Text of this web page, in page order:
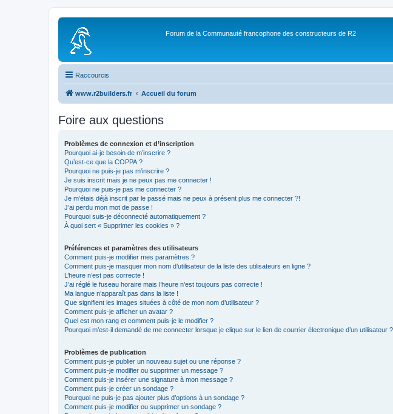
Forum de la Communauté francophone des constructeurs de R2
Raccourcis
www.r2builders.fr Accueil du forum
Foire aux questions
Problèmes de connexion et d’inscription
Pourquoi ai-je besoin de m’inscrire ?
Qu’est-ce que la COPPA ?
Pourquoi ne puis-je pas m’inscrire ?
Je suis inscrit mais je ne peux pas me connecter !
Pourquoi ne puis-je pas me connecter ?
Je m’étais déjà inscrit par le passé mais ne peux à présent plus me connecter ?!
J’ai perdu mon mot de passe !
Pourquoi suis-je déconnecté automatiquement ?
À quoi sert « Supprimer les cookies » ?
Préférences et paramètres des utilisateurs
Comment puis-je modifier mes paramètres ?
Comment puis-je masquer mon nom d’utilisateur de la liste des utilisateurs en ligne ?
L’heure n’est pas correcte !
J’ai réglé le fuseau horaire mais l’heure n’est toujours pas correcte !
Ma langue n’apparaît pas dans la liste !
Que signifient les images situées à côté de mon nom d’utilisateur ?
Comment puis-je afficher un avatar ?
Quel est mon rang et comment puis-je le modifier ?
Pourquoi m’est-il demandé de me connecter lorsque je clique sur le lien de courrier électronique d’un utilisateur ?
Problèmes de publication
Comment puis-je publier un nouveau sujet ou une réponse ?
Comment puis-je modifier ou supprimer un message ?
Comment puis-je insérer une signature à mon message ?
Comment puis-je créer un sondage ?
Pourquoi ne puis-je pas ajouter plus d’options à un sondage ?
Comment puis-je modifier ou supprimer un sondage ?